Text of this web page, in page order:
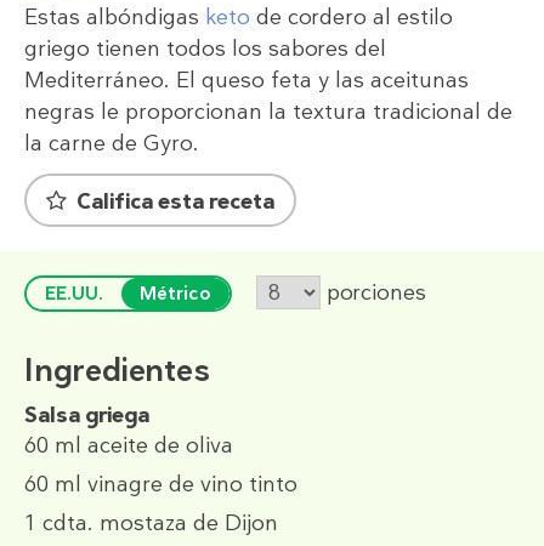
Estas albóndigas keto de cordero al estilo
griego tienen todos los sabores del
Mediterráneo. El queso feta y las aceitunas
negras le proporcionan la textura tradicional de
la carne de Gyro.
Califica esta receta
EE.UU. Métrico porciones
Ingredientes
Salsa griega
60 ml aceite de oliva
60 ml vinagre de vino tinto
1 cdta. mostaza de Dijon